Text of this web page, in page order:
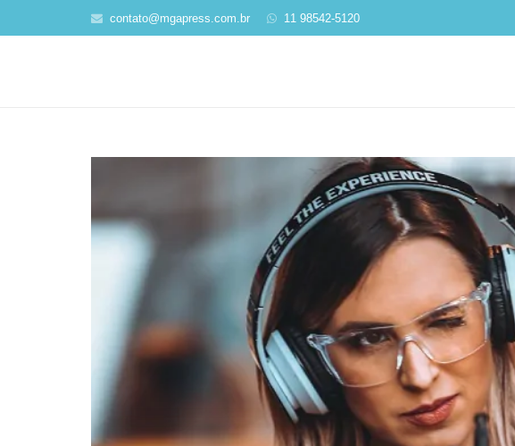
contato@mgapress.com.br 11 98542-5120